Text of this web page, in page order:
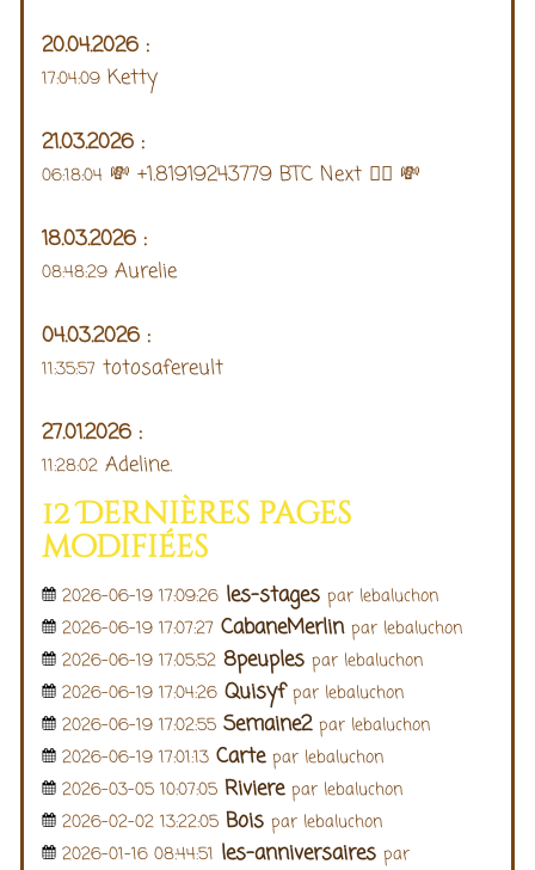
20.04.2026 :
17:04:09 Ketty
21.03.2026 :
06:18:04 💸 +1.81919243779 BTC Next 👉🏿 💸
18.03.2026 :
08:48:29 Aurelie
04.03.2026 :
11:35:57 totosafereult
27.01.2026 :
11:28:02 Adeline.
12 Dernières pages
modifiées
2026-06-19 17:09:26 les-stages par lebaluchon
2026-06-19 17:07:27 CabaneMerlin par lebaluchon
2026-06-19 17:05:52 8peuples par lebaluchon
2026-06-19 17:04:26 Quisyf par lebaluchon
2026-06-19 17:02:55 Semaine2 par lebaluchon
2026-06-19 17:01:13 Carte par lebaluchon
2026-03-05 10:07:05 Riviere par lebaluchon
2026-02-02 13:22:05 Bois par lebaluchon
2026-01-16 08:44:51 les-anniversaires par